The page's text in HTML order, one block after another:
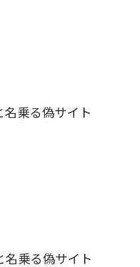
乗る偽サイト
乗る偽サイト